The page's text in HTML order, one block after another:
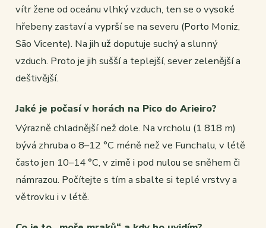
vítr žene od oceánu vlhký vzduch, ten se o vysoké
hřebeny zastaví a vyprší se na severu (Porto Moniz,
São Vicente). Na jih už doputuje suchý a slunný
vzduch. Proto je jih sušší a teplejší, sever zelenější a
deštivější.
Jaké je počasí v horách na Pico do Arieiro?
Výrazně chladnější než dole. Na vrcholu (1 818 m)
bývá zhruba o 8–12 °C méně než ve Funchalu, v létě
často jen 10–14 °C, v zimě i pod nulou se sněhem či
námrazou. Počítejte s tím a sbalte si teplé vrstvy a
větrovku i v létě.